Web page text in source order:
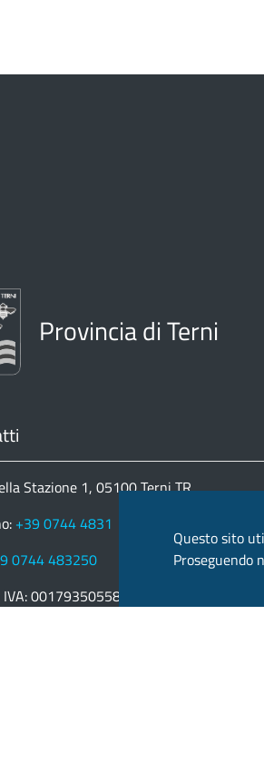
Provincia di Terni
Stazione 1, 05100 Terni TR
+39 0744 4831
0744 483250
00179350558
Questo sito
Proseguendo